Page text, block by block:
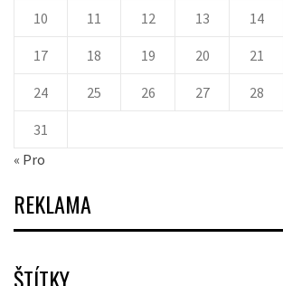
10 11 12 13 14
17 18 19 20 21
24 25 26 27 28
31
« Pro
REKLAMA
ŠTÍTKY